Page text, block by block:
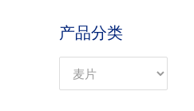
产品分类